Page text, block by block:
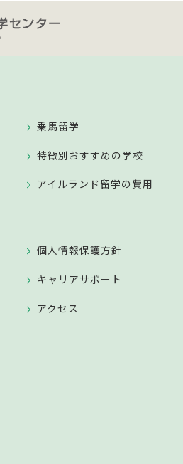
乗馬留学
特徴別おすすめの学校
アイルランド留学の費用
個人情報保護方針
キャリアサポート
アクセス